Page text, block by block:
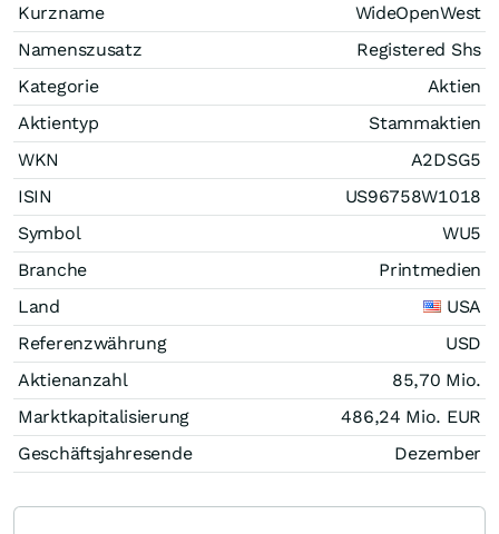
Kurzname
WideOpenWest
Namenszusatz
Registered Shs
Kategorie
Aktien
Aktientyp
Stammaktien
WKN
A2DSG5
ISIN
US96758W1018
Symbol
WU5
Branche
Printmedien
Land
USA
Referenzwährung
USD
Aktienanzahl
85,70 Mio.
Marktkapitalisierung
486,24 Mio. EUR
Geschäftsjahresende
Dezember